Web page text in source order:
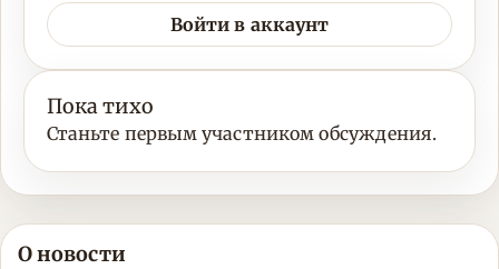
Войти в аккаунт
Пока тихо
Станьте первым участником обсуждения.
О новости